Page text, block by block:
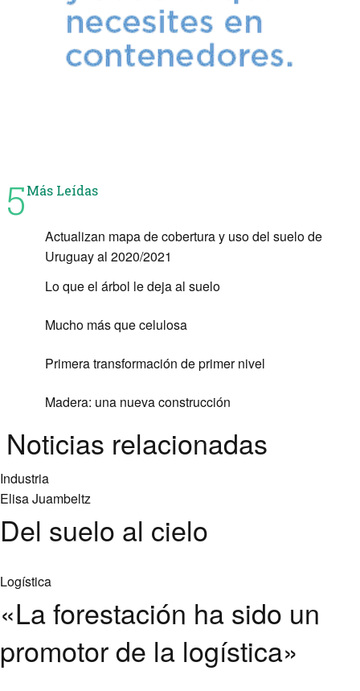
5Más Leídas
Actualizan mapa de cobertura y uso del suelo de
Uruguay al 2020/2021
Lo que el árbol le deja al suelo
Mucho más que celulosa
Primera transformación de primer nivel
Madera: una nueva construcción
Noticias relacionadas
Industria
Elisa Juambeltz
Del suelo al cielo
Logística
«La forestación ha sido un
promotor de la logística»